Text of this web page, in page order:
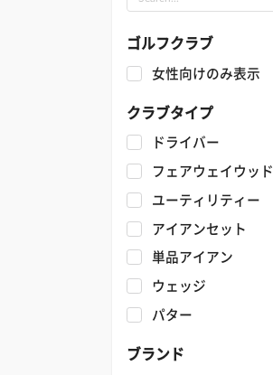
ゴルフクラブ
女性向けのみ表示
クラブタイプ
ドライバー
フェアウェイウッド
ユーティリティー
アイアンセット
単品アイアン
ウェッジ
パター
ブランド